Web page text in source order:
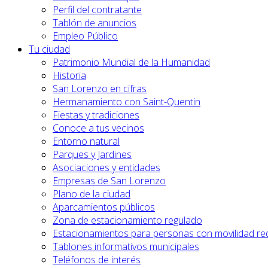
Perfil del contratante
Tablón de anuncios
Empleo Público
Tu ciudad
Patrimonio Mundial de la Humanidad
Historia
San Lorenzo en cifras
Hermanamiento con Saint-Quentin
Fiestas y tradiciones
Conoce a tus vecinos
Entorno natural
Parques y Jardines
Asociaciones y entidades
Empresas de San Lorenzo
Plano de la ciudad
Aparcamientos públicos
Zona de estacionamiento regulado
Estacionamientos para personas con movilidad
Tablones informativos municipales
Teléfonos de interés